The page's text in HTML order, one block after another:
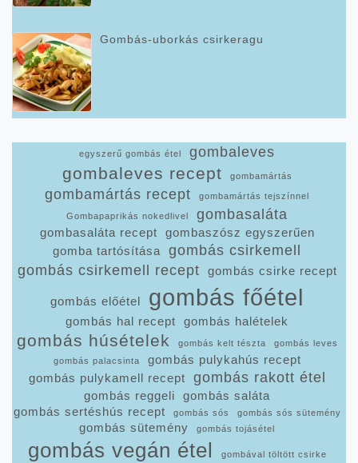
Gombás-uborkás csirkeragu
egyszerű gombás étel gombaleves
gombaleves recept gombamártás
gombamártás recept gombamártás tejszínnel
Gombapaprikás nokedlivel gombasaláta
gombasaláta recept
gombaszósz egyszerűen
gomba tartósítása
gombás csirkemell
gombás csirkemell recept
gombás csirke recept
gombás előétel gombás főétel
gombás hal recept gombás halételek
gombás húsételek gombás kelt tészta
gombás leves
gombás palacsinta
gombás pulykahús recept
gombás pulykamell recept
gombás rakott étel
gombás reggeli
gombás saláta
gombás sertéshús recept
gombás sós gombás sós sütemény
gombás sütemény gombás tojásétel
gombás vegán étel
gombával töltött csirke